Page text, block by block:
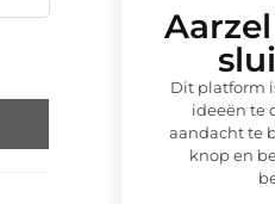
Dit platform
ideeën te
aandacht te
knop en